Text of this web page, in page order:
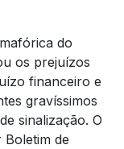
do
os prejuízos
financeiro e
gravíssimos
sinalização. O
de